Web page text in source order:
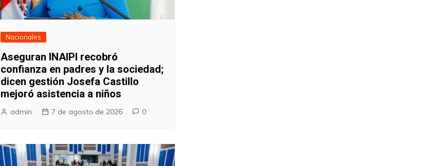
Nacionales
Aseguran INAIPI recobró
confianza en padres y la sociedad;
dicen gestión Josefa Castillo
mejoró asistencia a niños
admin 7 de agosto de 2026 0